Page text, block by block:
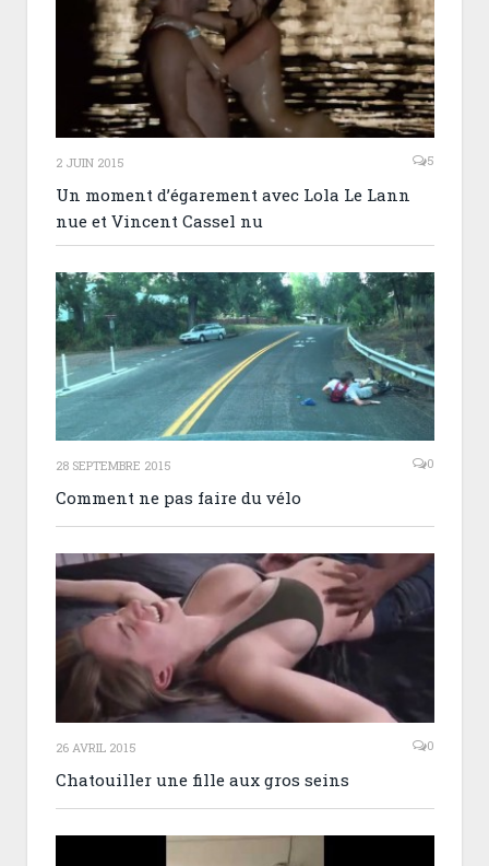
2 JUIN 2015 5
Un moment d’égarement avec Lola Le Lann
nue et Vincent Cassel nu
28 SEPTEMBRE 2015 0
Comment ne pas faire du vélo
26 AVRIL 2015 0
Chatouiller une fille aux gros seins